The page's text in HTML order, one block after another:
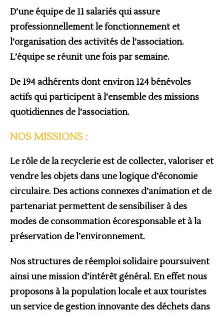
D’une équipe de 11 salariés qui assure
professionnellement le fonctionnement et
l’organisation des activités de l’association.
L’équipe se réunit une fois par semaine.
De 194 adhérents dont environ 124 bénévoles
actifs qui participent à l’ensemble des missions
quotidiennes de l’association.
NOS MISSIONS :
Le rôle de la recyclerie est de collecter, valoriser et
vendre les objets dans une logique d’économie
circulaire. Des actions connexes d’animation et de
partenariat permettent de sensibiliser à des
modes de consommation écoresponsable et à la
préservation de l’environnement.
Nos structures de réemploi solidaire poursuivent
ainsi une mission d’intérêt général. En effet nous
proposons à la population locale et aux touristes
un service de gestion innovante des déchets dans